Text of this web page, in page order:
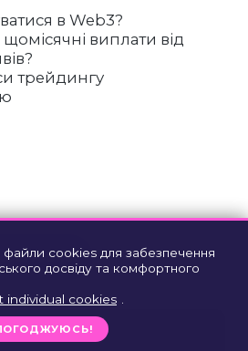
в Web3?
виплати від
трейдингу
cookies для забезпечення
досвіду та комфортного
individual cookies